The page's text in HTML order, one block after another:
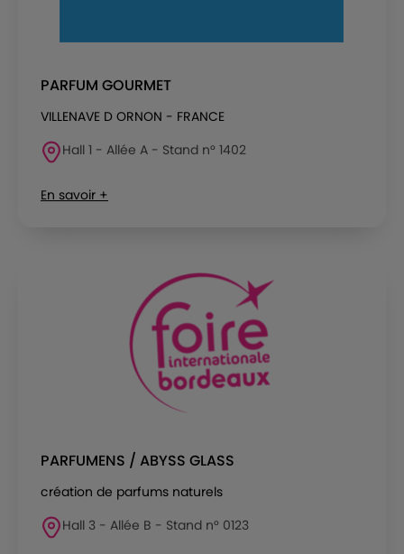
PARFUM GOURMET
VILLENAVE D ORNON - FRANCE
Hall 1 - Allée A - Stand n° 1402
En savoir +
PARFUMENS / ABYSS GLASS
création de parfums naturels
Hall 3 - Allée B - Stand n° 0123